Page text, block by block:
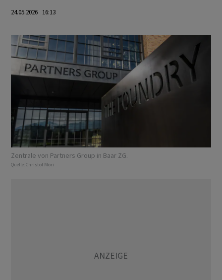
24.05.2026 16:13
Zentrale von Partners Group in Baar ZG.
Quelle: Christof Möri